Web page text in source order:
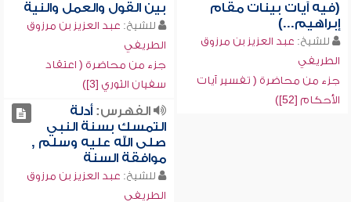
(فيه آيات بينات مقام
إبراهيم...)
للشيخ: عبد العزيز بن مرزوق
الطريفي
جزء من محاضرة ( تفسير آيات
الأحكام [52])
بين القول والعمل والنية
للشيخ: عبد العزيز بن مرزوق
الطريفي
جزء من محاضرة ( اعتقاد
سفيان الثوري [3])
الفهرس:أدلة
التمسك بسنة النبي
صلى الله عليه وسلم ,
موافقة السنة
للشيخ: عبد العزيز بن مرزوق
الطريفي